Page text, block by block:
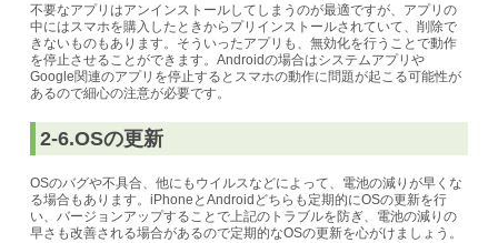
不要なアプリはアンインストールしてしまうのが最適ですが、アプリの
中にはスマホを購入したときからプリインストールされていて、削除で
きないものもあります。そういったアプリも、無効化を行うことで動作
を停止させることができます。Androidの場合はシステムアプリや
Google関連のアプリを停止するとスマホの動作に問題が起こる可能性が
あるので細心の注意が必要です。
2-6.OSの更新
OSのバグや不具合、他にもウイルスなどによって、電池の減りが早くな
る場合もあります。iPhoneとAndroidどちらも定期的にOSの更新を行
い、バージョンアップすることで上記のトラブルを防ぎ、電池の減りの
早さも改善される場合があるので定期的なOSの更新を心がけましょう。